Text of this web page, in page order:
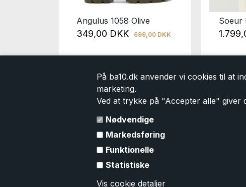
På ba10.dk anvender vi cookies til at
marketing.
Ved at trykke på "Accepter alle" giver
Nødvendige
Markedsføring
Funktionelle
Statistiske
Vis cookie detaljer
Angulus 1058 Olive
699,00 DKK
349,00 DKK
Soeur
kontakt@ba10.dk
Levering
Kontakt